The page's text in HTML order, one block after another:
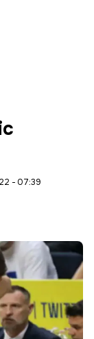
- 07:39